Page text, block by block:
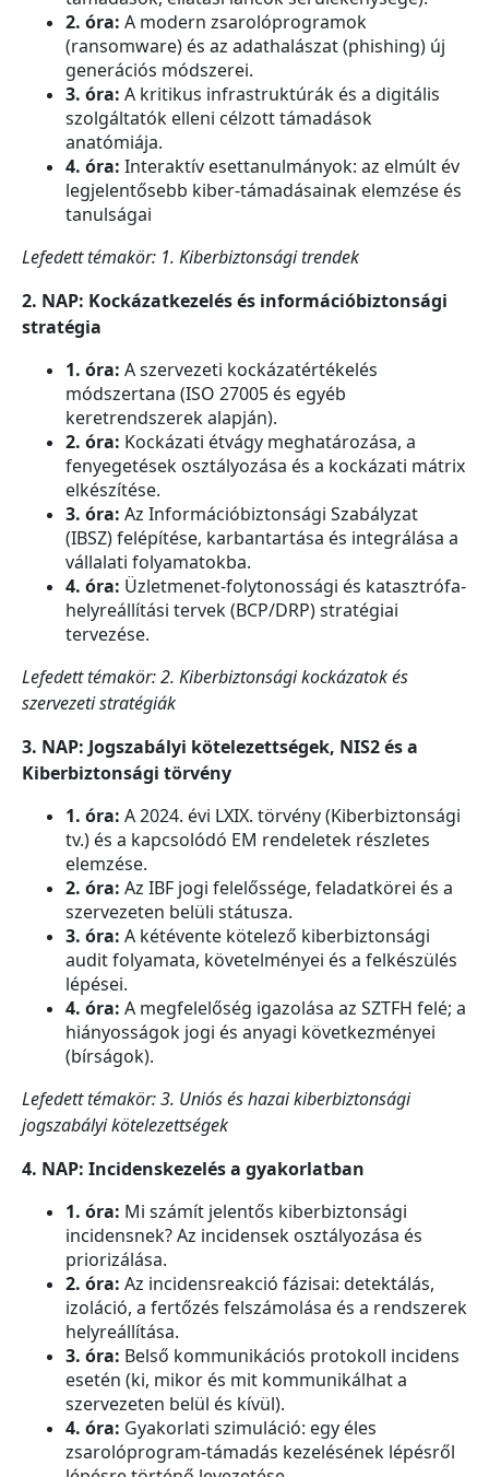
2. óra: A modern zsarolóprogramok
(ransomware) és az adathalászat (phishing) új
generációs módszerei.
3. óra: A kritikus infrastruktúrák és a digitális
szolgáltatók elleni célzott támadások
anatómiája.
4. óra: Interaktív esettanulmányok: az elmúlt év
legjelentősebb kiber-támadásainak elemzése és
tanulságai
Lefedett témakör: 1. Kiberbiztonsági trendek
2. NAP: Kockázatkezelés és információbiztonsági
stratégia
1. óra: A szervezeti kockázatértékelés
módszertana (ISO 27005 és egyéb
keretrendszerek alapján).
2. óra: Kockázati étvágy meghatározása, a
fenyegetések osztályozása és a kockázati mátrix
elkészítése.
3. óra: Az Információbiztonsági Szabályzat
(IBSZ) felépítése, karbantartása és integrálása a
vállalati folyamatokba.
4. óra: Üzletmenet-folytonossági és katasztrófa-
helyreállítási tervek (BCP/DRP) stratégiai
tervezése.
Lefedett témakör: 2. Kiberbiztonsági kockázatok és
szervezeti stratégiák
3. NAP: Jogszabályi kötelezettségek, NIS2 és a
Kiberbiztonsági törvény
1. óra: A 2024. évi LXIX. törvény (Kiberbiztonsági
tv.) és a kapcsolódó EM rendeletek részletes
elemzése.
2. óra: Az IBF jogi felelőssége, feladatkörei és a
szervezeten belüli státusza.
3. óra: A kétévente kötelező kiberbiztonsági
audit folyamata, követelményei és a felkészülés
lépései.
4. óra: A megfelelőség igazolása az SZTFH felé; a
hiányosságok jogi és anyagi következményei
(bírságok).
Lefedett témakör: 3. Uniós és hazai kiberbiztonsági
jogszabályi kötelezettségek
4. NAP: Incidenskezelés a gyakorlatban
1. óra: Mi számít jelentős kiberbiztonsági
incidensnek? Az incidensek osztályozása és
priorizálása.
2. óra: Az incidensreakció fázisai: detektálás,
izoláció, a fertőzés felszámolása és a rendszerek
helyreállítása.
3. óra: Belső kommunikációs protokoll incidens
esetén (ki, mikor és mit kommunikálhat a
szervezeten belül és kívül).
4. óra: Gyakorlati szimuláció: egy éles
zsarolóprogram-támadás kezelésének lépésről